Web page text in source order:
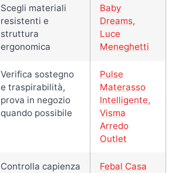
Scegli materiali
resistenti e
struttura
ergonomica
Baby
Dreams,
Luce
Meneghetti
Verifica sostegno
e traspirabilità,
prova in negozio
quando possibile
Pulse
Materasso
Intelligente,
Visma
Arredo
Outlet
Controlla capienza
Febal Casa